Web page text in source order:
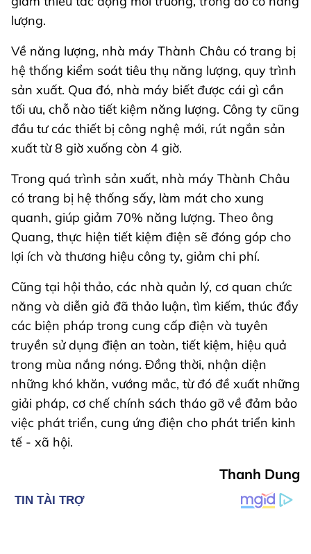
lượng.
Về năng lượng, nhà máy Thành Châu có trang bị
hệ thống kiểm soát tiêu thụ năng lượng, quy trình
sản xuất. Qua đó, nhà máy biết được cái gì cần
tối ưu, chỗ nào tiết kiệm năng lượng. Công ty cũng
đầu tư các thiết bị công nghệ mới, rút ngắn sản
xuất từ 8 giờ xuống còn 4 giờ.
Trong quá trình sản xuất, nhà máy Thành Châu
có trang bị hệ thống sấy, làm mát cho xung
quanh, giúp giảm 70% năng lượng. Theo ông
Quang, thực hiện tiết kiệm điện sẽ đóng góp cho
lợi ích và thương hiệu công ty, giảm chi phí.
Cũng tại hội thảo, các nhà quản lý, cơ quan chức
năng và diễn giả đã thảo luận, tìm kiếm, thúc đẩy
các biện pháp trong cung cấp điện và tuyên
truyền sử dụng điện an toàn, tiết kiệm, hiệu quả
trong mùa nắng nóng. Đồng thời, nhận diện
những khó khăn, vướng mắc, từ đó đề xuất những
giải pháp, cơ chế chính sách tháo gỡ về đảm bảo
việc phát triển, cung ứng điện cho phát triển kinh
tế - xã hội.
Thanh Dung